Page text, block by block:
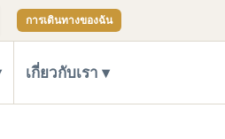
การเดินทางของฉัน
เกี่ยวกับเรา